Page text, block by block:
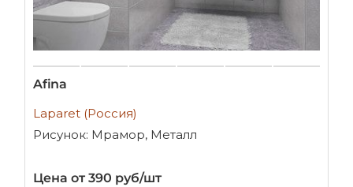
Afina
Laparet (Россия)
Рисунок: Мрамор, Металл
Цена от 390 руб/шт